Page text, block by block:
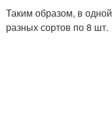
Таким образом, в
разных сортов по 8 шт.